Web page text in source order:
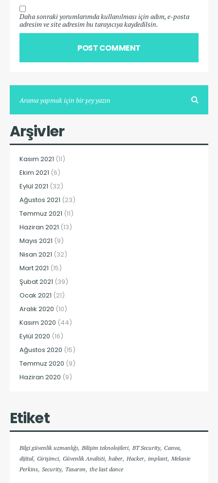
Daha sonraki yorumlarımda kullanılması için adım, e-posta
adresim ve site adresim bu tarayıcıya kaydedilsin.
Arşivler
Kasım 2021 (11)
Ekim 2021 (6)
Eylül 2021 (32)
Ağustos 2021 (23)
Temmuz 2021 (11)
Haziran 2021 (13)
Mayıs 2021 (9)
Nisan 2021 (32)
Mart 2021 (15)
Şubat 2021 (39)
Ocak 2021 (21)
Aralık 2020 (10)
Kasım 2020 (44)
Eylül 2020 (16)
Ağustos 2020 (15)
Temmuz 2020 (9)
Haziran 2020 (9)
Etiket
Bilgi güvenlik uzmanlığı, Bilişim teknolojileri, BT Security, Canva,
dijital, Girişimci, Güvenlik Analisti, haber, Hacker, implant, Melanie
Perkins, Security, Tasarım, the last dance